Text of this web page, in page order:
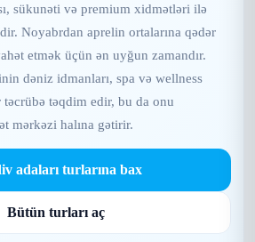
sükunəti və premium xidmətləri ilə
Noyabrdan aprelin ortalarına qədər
etmək üçün ən uyğun zamandır.
dəniz idmanları, spa və wellness
təqdim edir, bu da onu
mərkəzi halına gətirir.
adaları turlarına bax
Bütün turları aç